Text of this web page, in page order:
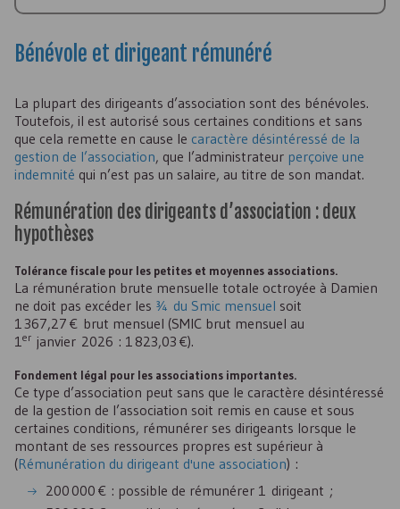
Bénévole et dirigeant rémunéré
La plupart des dirigeants d’association sont des bénévoles.
Toutefois, il est autorisé sous certaines conditions et sans
que cela remette en cause le caractère désintéressé de la
gestion de l’association, que l’administrateur perçoive une
indemnité qui n’est pas un salaire, au titre de son mandat.
Rémunération des dirigeants d’association : deux
hypothèses
Tolérance fiscale pour les petites et moyennes associations.
La rémunération brute mensuelle totale octroyée à Damien
ne doit pas excéder les ¾ du Smic mensuel soit
1 367,27 € brut mensuel (SMIC brut mensuel au
1er janvier 2026 : 1 823,03 €).
Fondement légal pour les associations importantes.
Ce type d’association peut sans que le caractère désintéressé
de la gestion de l’association soit remis en cause et sous
certaines conditions, rémunérer ses dirigeants lorsque le
montant de ses ressources propres est supérieur à
(Rémunération du dirigeant d'une association) :
200 000 € : possible de rémunérer 1 dirigeant ;